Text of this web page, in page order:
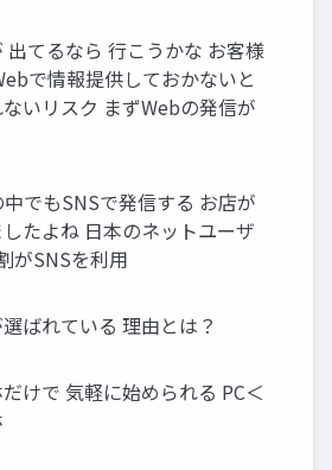
出てるなら 行こうかな お客様
で情報提供しておかないと
いリスク まずWebの発信が
でもSNSで発信する お店が
たよね 日本のネットユーザ
がSNSを利用
ばれている 理由とは？
けで 気軽に始められる PC＜